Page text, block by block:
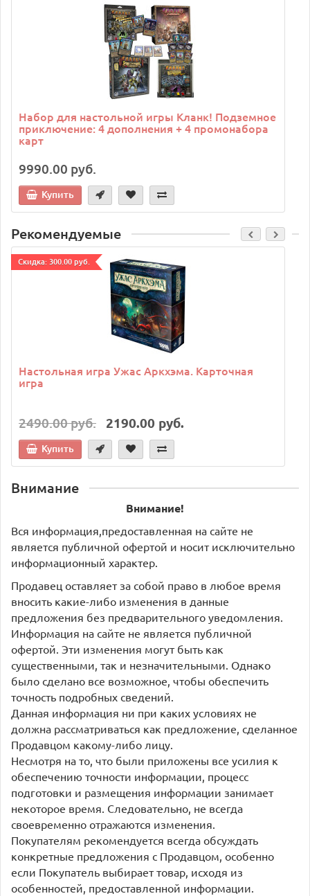
Набор для настольной игры Кланк! Подземное
приключение: 4 дополнения + 4 промонабора
карт
9990.00 руб.
Купить
Рекомендуемые
Cкидка: 300.00 руб.
Настольная игра Ужас Аркхэма. Карточная
игра
2490.00 руб. 2190.00 руб.
Купить
Внимание
Внимание!
Вся информация,предоставленная на сайте не
является публичной офертой и носит исключительно
информационный характер.
Продавец оставляет за собой право в любое время
вносить какие-либо изменения в данные
предложения без предварительного уведомления.
Информация на сайте не является публичной
офертой. Эти изменения могут быть как
существенными, так и незначительными. Однако
было сделано все возможное, чтобы обеспечить
точность подробных сведений.
Данная информация ни при каких условиях не
должна рассматриваться как предложение, сделанное
Продавцом какому-либо лицу.
Несмотря на то, что были приложены все усилия к
обеспечению точности информации, процесс
подготовки и размещения информации занимает
некоторое время. Следовательно, не всегда
своевременно отражаются изменения.
Покупателям рекомендуется всегда обсуждать
конкретные предложения с Продавцом, особенно
если Покупатель выбирает товар, исходя из
особенностей, предоставленной информации.